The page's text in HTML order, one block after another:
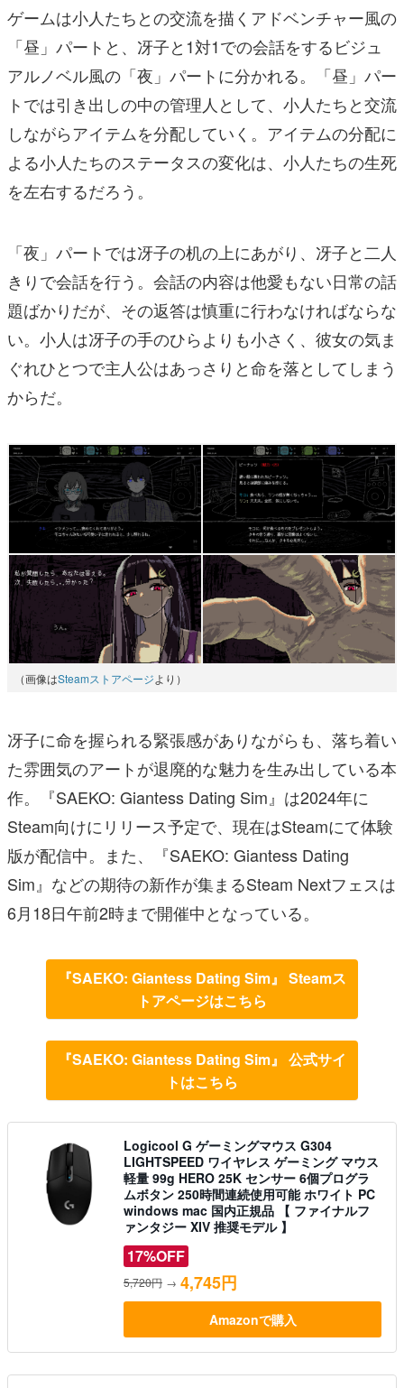
ゲームは小人たちとの交流を描くアドベンチャー風の
「昼」パートと、冴子と1対1での会話をするビジュ
アルノベル風の「夜」パートに分かれる。「昼」パー
トでは引き出しの中の管理人として、小人たちと交流
しながらアイテムを分配していく。アイテムの分配に
よる小人たちのステータスの変化は、小人たちの生死
を左右するだろう。
「夜」パートでは冴子の机の上にあがり、冴子と二人
きりで会話を行う。会話の内容は他愛もない日常の話
題ばかりだが、その返答は慎重に行わなければならな
い。小人は冴子の手のひらよりも小さく、彼女の気ま
ぐれひとつで主人公はあっさりと命を落としてしまう
からだ。
（画像はSteamストアページより）
冴子に命を握られる緊張感がありながらも、落ち着い
た雰囲気のアートが退廃的な魅力を生み出している本
作。『SAEKO: Giantess Dating Sim』は2024年に
Steam向けにリリース予定で、現在はSteamにて体験
版が配信中。また、『SAEKO: Giantess Dating
Sim』などの期待の新作が集まるSteam Nextフェスは
6月18日午前2時まで開催中となっている。
『SAEKO: Giantess Dating Sim』 Steamス
トアページはこちら
『SAEKO: Giantess Dating Sim』 公式サイ
トはこちら
Logicool G ゲーミングマウス G304
LIGHTSPEED ワイヤレス ゲーミング マウス
軽量 99g HERO 25K センサー 6個プログラ
ムボタン 250時間連続使用可能 ホワイト PC
windows mac 国内正規品 【 ファイナルフ
ァンタジー XIV 推奨モデル 】
17%OFF
5,720円 → 4,745円
Amazonで購入